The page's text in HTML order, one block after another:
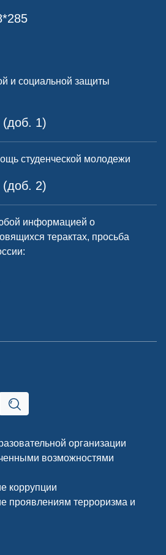
и социальной защиты
(доб. 1)
студенческой молодежи
(доб. 2)
информацией о
терактах, просьба
организации
возможностями
коррупции
проявлениям терроризма и